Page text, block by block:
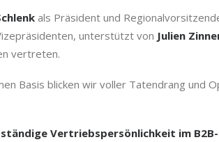
als Präsident und
unterstützt von Julien
vertreten.
Basis blicken wir voller Tatendrang und
Vertriebspersönlichkeit im